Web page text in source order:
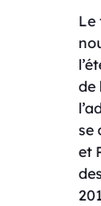
Le
de
se
et